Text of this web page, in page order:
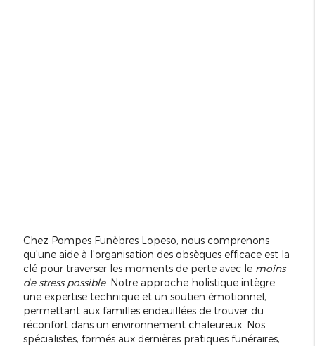
Chez Pompes Funèbres Lopeso, nous comprenons
qu'une aide à l'organisation des obsèques efficace est la
clé pour traverser les moments de perte avec le moins
de stress possible. Notre approche holistique intègre
une expertise technique et un soutien émotionnel,
permettant aux familles endeuillées de trouver du
réconfort dans un environnement chaleureux. Nos
spécialistes, formés aux dernières pratiques funéraires,